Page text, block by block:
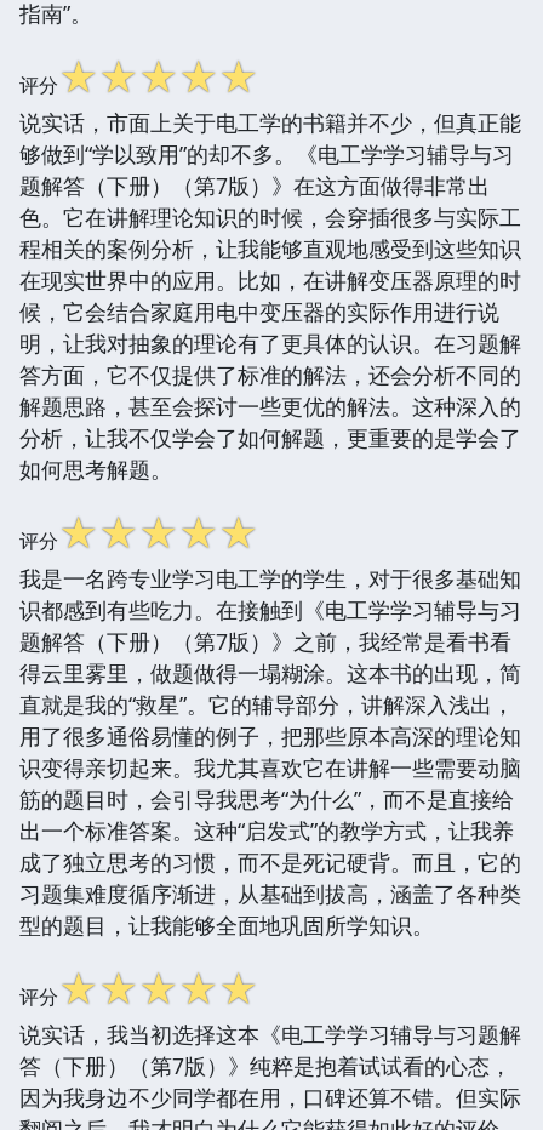
指南”。
评分☆☆☆☆☆
说实话，市面上关于电工学的书籍并不少，但真正能
够做到“学以致用”的却不多。《电工学学习辅导与习
题解答（下册）（第7版）》在这方面做得非常出
色。它在讲解理论知识的时候，会穿插很多与实际工
程相关的案例分析，让我能够直观地感受到这些知识
在现实世界中的应用。比如，在讲解变压器原理的时
候，它会结合家庭用电中变压器的实际作用进行说
明，让我对抽象的理论有了更具体的认识。在习题解
答方面，它不仅提供了标准的解法，还会分析不同的
解题思路，甚至会探讨一些更优的解法。这种深入的
分析，让我不仅学会了如何解题，更重要的是学会了
如何思考解题。
评分☆☆☆☆☆
我是一名跨专业学习电工学的学生，对于很多基础知
识都感到有些吃力。在接触到《电工学学习辅导与习
题解答（下册）（第7版）》之前，我经常是看书看
得云里雾里，做题做得一塌糊涂。这本书的出现，简
直就是我的“救星”。它的辅导部分，讲解深入浅出，
用了很多通俗易懂的例子，把那些原本高深的理论知
识变得亲切起来。我尤其喜欢它在讲解一些需要动脑
筋的题目时，会引导我思考“为什么”，而不是直接给
出一个标准答案。这种“启发式”的教学方式，让我养
成了独立思考的习惯，而不是死记硬背。而且，它的
习题集难度循序渐进，从基础到拔高，涵盖了各种类
型的题目，让我能够全面地巩固所学知识。
评分☆☆☆☆☆
说实话，我当初选择这本《电工学学习辅导与习题解
答（下册）（第7版）》纯粹是抱着试试看的心态，
因为我身边不少同学都在用，口碑还算不错。但实际